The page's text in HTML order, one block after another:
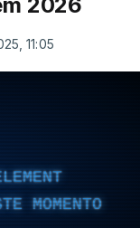
11:05
MOMENTO